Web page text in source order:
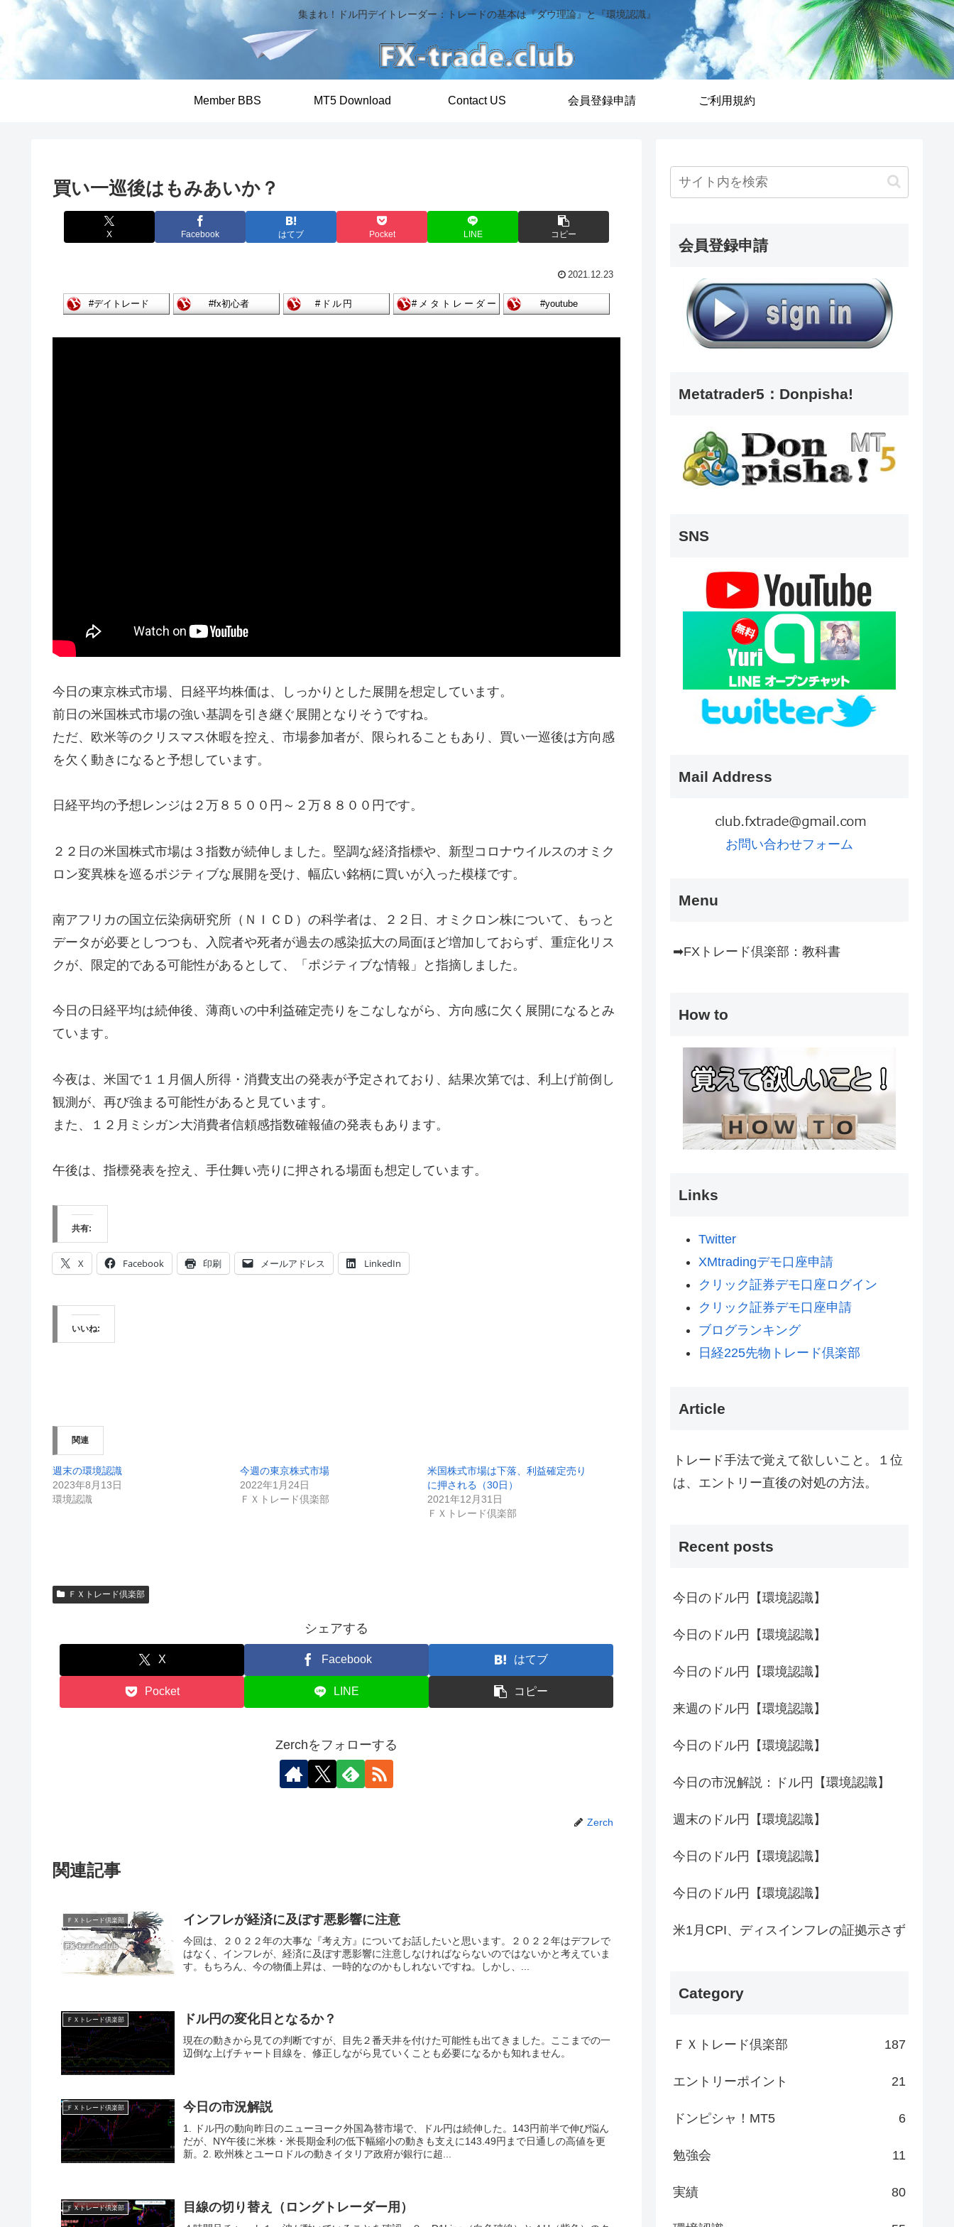
集まれ！ドル円デイトレーダー：トレードの基本は『ダウ理論』と『環境認識』
Member BBS MT5 Download Contact US 会員登録申請 ご利用規約
買い一巡後はもみあいか？
X Facebook はてブ Pocket LINE コピー
2021.12.23
今日の東京株式市場、日経平均株価は、しっかりとした展開を想定しています。
前日の米国株式市場の強い基調を引き継ぐ展開となりそうですね。
ただ、欧米等のクリスマス休暇を控え、市場参加者が、限られることもあり、買い一巡後は方向感
を欠く動きになると予想しています。
日経平均の予想レンジは２万８５００円～２万８８００円です。
２２日の米国株式市場は３指数が続伸しました。堅調な経済指標や、新型コロナウイルスのオミク
ロン変異株を巡るポジティブな展開を受け、幅広い銘柄に買いが入った模様です。
南アフリカの国立伝染病研究所（ＮＩＣＤ）の科学者は、２２日、オミクロン株について、もっと
データが必要としつつも、入院者や死者が過去の感染拡大の局面ほど増加しておらず、重症化リス
クが、限定的である可能性があるとして、「ポジティブな情報」と指摘しました。
今日の日経平均は続伸後、薄商いの中利益確定売りをこなしながら、方向感に欠く展開になるとみ
ています。
今夜は、米国で１１月個人所得・消費支出の発表が予定されており、結果次第では、利上げ前倒し
観測が、再び強まる可能性があると見ています。
また、１２月ミシガン大消費者信頼感指数確報値の発表もあります。
午後は、指標発表を控え、手仕舞い売りに押される場面も想定しています。
共有:
X Facebook 印刷 メールアドレス LinkedIn
いいね:
関連
週末の環境認識
2023年8月13日
環境認識
今週の東京株式市場
2022年1月24日
ＦＸトレード倶楽部
米国株式市場は下落、利益確定売り
に押される（30日）
2021年12月31日
ＦＸトレード倶楽部
ＦＸトレード倶楽部
シェアする
X Facebook はてブ
Pocket LINE コピー
Zerchをフォローする
Zerch
関連記事
ＦＸトレード倶楽部 インフレが経済に及ぼす悪影響に注意
今回は、２０２２年の大事な『考え方』についてお話したいと思います。２０２２年はデフレで
はなく、インフレが、経済に及ぼす悪影響に注意しなければならないのではないかと考えていま
す。もちろん、今の物価上昇は、一時的なのかもしれないですね。しかし、...
ＦＸトレード倶楽部 ドル円の変化日となるか？
現在の動きから見ての判断ですが、目先２番天井を付けた可能性も出てきました。ここまでの一
辺倒な上げチャート目線を、修正しながら見ていくことも必要になるかも知れません。
ＦＸトレード倶楽部 今日の市況解説
1. ドル円の動向昨日のニューヨーク外国為替市場で、ドル円は続伸した。143円前半で伸び悩ん
だが、NY午後に米株・米長期金利の低下幅縮小の動きも支えに143.49円まで日通しの高値を更
新。2. 欧州株とユーロドルの動きイタリア政府が銀行に超...
ＦＸトレード倶楽部 目線の切り替え（ロングトレーダー用）
会員登録申請
Metatrader5：Donpisha!
SNS
Mail Address
お問い合わせフォーム
Menu
➡FXトレード倶楽部：教科書
How to
Links
Twitter
XMtradingデモ口座申請
クリック証券デモ口座ログイン
クリック証券デモ口座申請
ブログランキング
日経225先物トレード倶楽部
Article
トレード手法で覚えて欲しいこと。１位
は、エントリー直後の対処の方法。
Recent posts
今日のドル円【環境認識】
今日のドル円【環境認識】
今日のドル円【環境認識】
来週のドル円【環境認識】
今日のドル円【環境認識】
今日の市況解説：ドル円【環境認識】
週末のドル円【環境認識】
今日のドル円【環境認識】
今日のドル円【環境認識】
米1月CPI、ディスインフレの証拠示さず
Category
ＦＸトレード倶楽部 187
エントリーポイント 21
ドンピシャ！MT5 6
勉強会 11
実績 80